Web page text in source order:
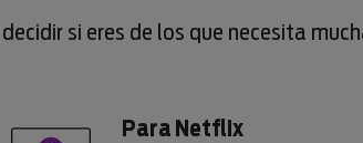
si eres de los que necesita
Para Netflix